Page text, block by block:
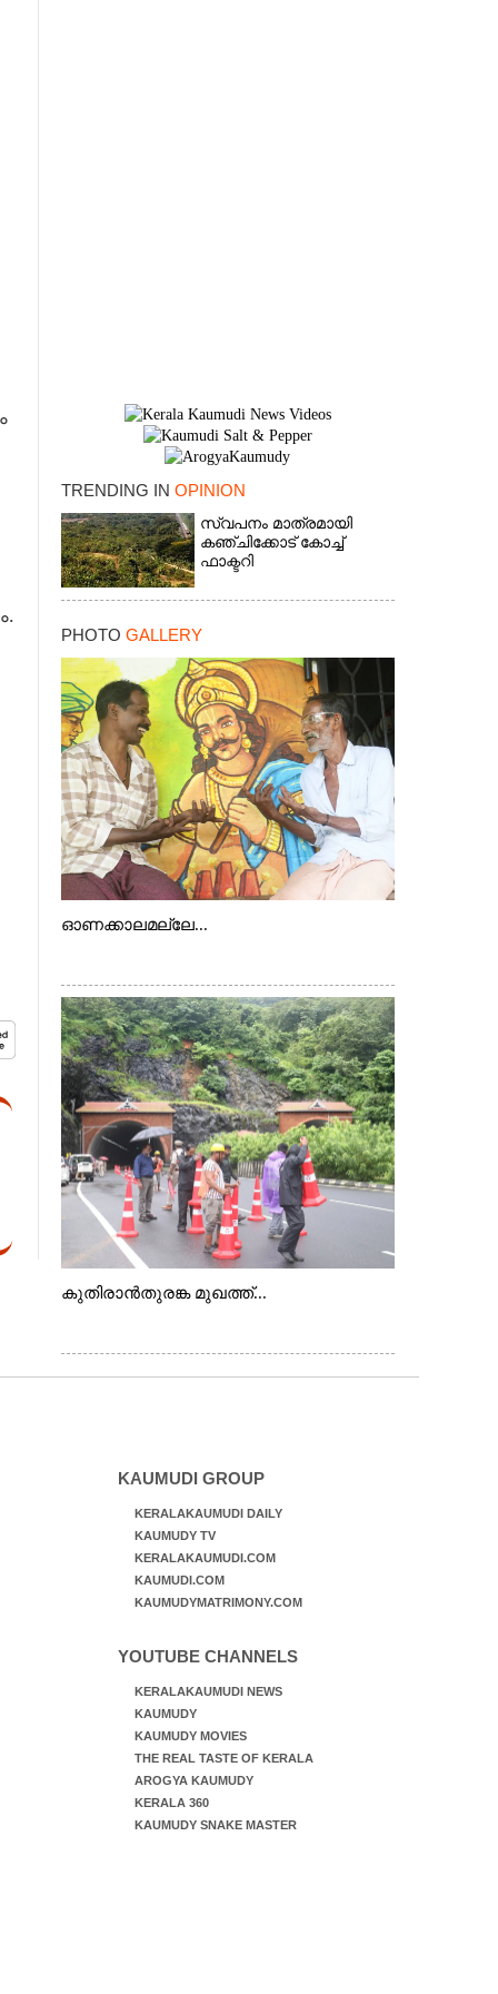
TRENDING IN OPINION
സ്വപനം മാത്രമായി
കഞ്ചിക്കോട് കോച്ച്
ഫാക്ടറി
PHOTO GALLERY
ഓണക്കാലമല്ലേ...
കുതിരാൻതുരങ്ക മുഖത്ത്...
KAUMUDI GROUP
KERALAKAUMUDI DAILY
KAUMUDY TV
KERALAKAUMUDI.COM
KAUMUDI.COM
KAUMUDYMATRIMONY.COM
YOUTUBE CHANNELS
KERALAKAUMUDI NEWS
KAUMUDY
KAUMUDY MOVIES
THE REAL TASTE OF KERALA
AROGYA KAUMUDY
KERALA 360
KAUMUDY SNAKE MASTER